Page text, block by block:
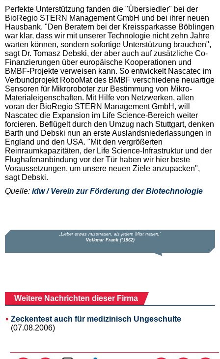
Perfekte Unterstützung fanden die "Übersiedler" bei der
BioRegio STERN Management GmbH und bei ihrer neuen
Hausbank. "Den Beratern bei der Kreissparkasse Böblingen
war klar, dass wir mit unserer Technologie nicht zehn Jahre
warten können, sondern sofortige Unterstützung brauchen",
sagt Dr. Tomasz Debski, der aber auch auf zusätzliche Co-
Finanzierungen über europäische Kooperationen und
BMBF-Projekte verweisen kann. So entwickelt Nascatec im
Verbundprojekt RoboMat des BMBF verschiedene neuartige
Sensoren für Mikroroboter zur Bestimmung von Mikro-
Materialeigenschaften. Mit Hilfe von Netzwerken, allen
voran der BioRegio STERN Management GmbH, will
Nascatec die Expansion im Life Science-Bereich weiter
forcieren. Beflügelt durch den Umzug nach Stuttgart, denken
Barth und Debski nun an erste Auslandsniederlassungen in
England und den USA. "Mit den vergrößerten
Reinraumkapazitäten, der Life Science-Infrastruktur und der
Flughafenanbindung vor der Tür haben wir hier beste
Voraussetzungen, um unsere neuen Ziele anzupacken",
sagt Debski.
Quelle: idw / Verein zur Förderung der Biotechnologie
Weitere Nachrichten dieser Firma
Zeckentest auch für medizinisch Ungeschulte
(07.08.2006)